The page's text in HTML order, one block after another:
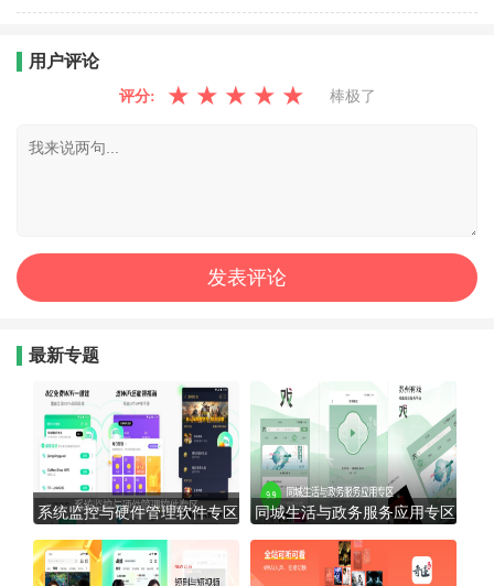
用户评论
评分: ★ ★ ★ ★ ★ 棒极了
最新专题
系统监控与硬件管理软件专区 同城生活与政务服务应用专区